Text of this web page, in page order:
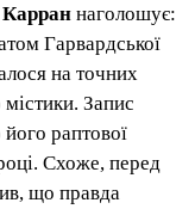
Карран наголошує:
Гарвардської
на точних
Запис
раптової
Схоже, перед
що правда